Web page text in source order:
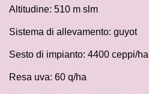
Altitudine: 510 m slm
Sistema di allevamento: guyot
Sesto di impianto: 4400 ceppi/ha
Resa uva: 60 q/ha